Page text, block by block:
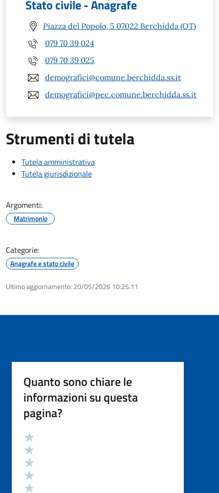
Stato civile - Anagrafe
Piazza del Popolo, 5 07022 Berchidda (OT)
079 70 39 024
079 70 39 025
demografici@comune.berchidda.ss.it
demografici@pec.comune.berchidda.ss.it
Strumenti di tutela
Tutela amministrativa
Tutela giurisdizionale
Argomenti:
Matrimonio
Categorie:
Anagrafe e stato civile
Ultimo aggiornamento: 20/05/2026 10:25.11
Quanto sono chiare le
informazioni su questa
pagina?
Valutazione